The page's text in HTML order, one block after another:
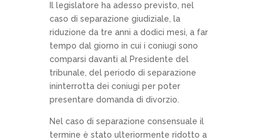
Il legislatore ha adesso previsto, nel
caso di separazione giudiziale, la
riduzione da tre anni a dodici mesi, a far
tempo dal giorno in cui i coniugi sono
comparsi davanti al Presidente del
tribunale, del periodo di separazione
ininterrotta dei coniugi per poter
presentare domanda di divorzio.
Nel caso di separazione consensuale il
termine è stato ulteriormente ridotto a